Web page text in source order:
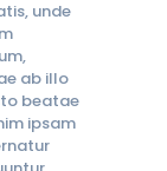
unde
ab illo
beatae
ipsam